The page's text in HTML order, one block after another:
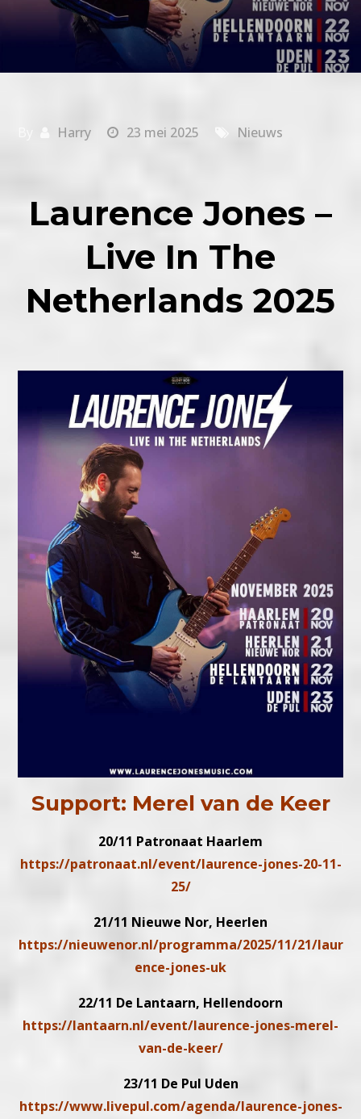
Harry 23 mei 2025 Nieuws
Laurence Jones –
Live In The
Netherlands 2025
Support: Merel van de Keer
20/11 Patronaat Haarlem
https://patronaat.nl/event/laurence-jones-20-11-
25/
21/11 Nieuwe Nor, Heerlen
https://nieuwenor.nl/programma/2025/11/21/laur
ence-jones-uk
22/11 De Lantaarn, Hellendoorn
https://lantaarn.nl/event/laurence-jones-merel-
van-de-keer/
23/11 De Pul Uden
https://www.livepul.com/agenda/laurence-jones-